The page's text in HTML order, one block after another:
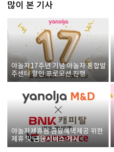
많이 본 기사
야놀자17주년 기념 야놀자 통합발
주센터 할인 프로모션 진행
야놀자제휴점 금융혜택제공 위한
제휴 및 금융서비스 게시